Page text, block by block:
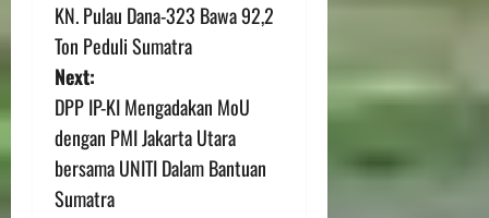
KN. Pulau Dana-323 Bawa 92,2
Ton Peduli Sumatra
Next:
DPP IP-KI Mengadakan MoU
dengan PMI Jakarta Utara
bersama UNITI Dalam Bantuan
Sumatra